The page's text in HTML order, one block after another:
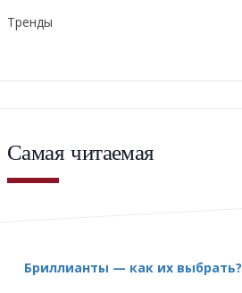
Тренды
Самая читаемая
Бриллианты — как их выбрать?